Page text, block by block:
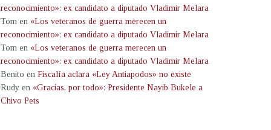
reconocimiento»: ex candidato a diputado Vladimir Melara
Tom en «Los veteranos de guerra merecen un
reconocimiento»: ex candidato a diputado Vladimir Melara
Tom en «Los veteranos de guerra merecen un
reconocimiento»: ex candidato a diputado Vladimir Melara
Benito en Fiscalía aclara «Ley Antiapodos» no existe
Rudy en «Gracias, por todo»: Presidente Nayib Bukele a
Chivo Pets